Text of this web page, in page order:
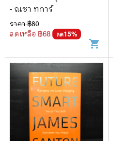
- ณชา ทการ์
ราคา ฿80
ลดเหลือ ฿68 ลด15%
shopping_cart